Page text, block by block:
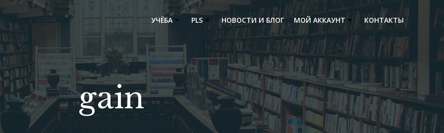
УЧЁБА PLS НОВОСТИ И БЛОГ МОЙ АККАУНТ КОНТАКТЫ
gain